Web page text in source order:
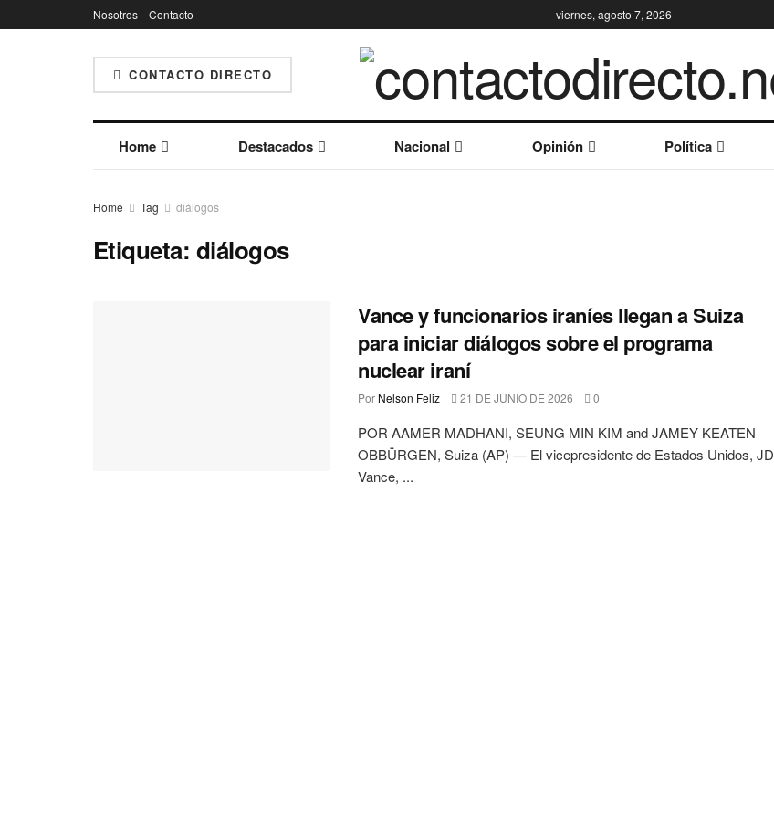
Nosotros Contacto viernes, agosto 7, 2026
CONTACTO DIRECTO
Home Destacados Nacional Opinión Política
Home Tag diálogos
Etiqueta: diálogos
Vance y funcionarios iraníes llegan a Suiza
para iniciar diálogos sobre el programa
nuclear iraní
Por Nelson Feliz 21 DE JUNIO DE 2026 0
POR AAMER MADHANI, SEUNG MIN KIM and JAMEY KEATEN
OBBÜRGEN, Suiza (AP) — El vicepresidente de Estados Unidos, JD
Vance, ...